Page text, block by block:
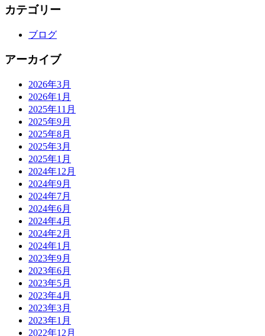
カテゴリー
ブログ
アーカイブ
2026年3月
2026年1月
2025年11月
2025年9月
2025年8月
2025年3月
2025年1月
2024年12月
2024年9月
2024年7月
2024年6月
2024年4月
2024年2月
2024年1月
2023年9月
2023年6月
2023年5月
2023年4月
2023年3月
2023年1月
2022年12月